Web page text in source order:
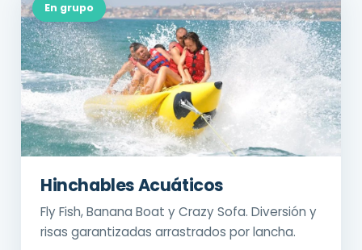
En grupo
Hinchables Acuáticos
Fly Fish, Banana Boat y Crazy Sofa. Diversión y
risas garantizadas arrastrados por lancha.